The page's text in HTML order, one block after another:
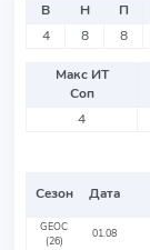
В Н П
4
8 8
Макс ИТ
Соп
4
Сезон Дата
GEOC
(26)
01.08